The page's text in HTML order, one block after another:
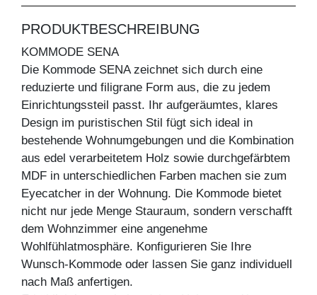
PRODUKTBESCHREIBUNG
KOMMODE SENA
Die Kommode SENA zeichnet sich durch eine
reduzierte und filigrane Form aus, die zu jedem
Einrichtungssteil passt. Ihr aufgeräumtes, klares
Design im puristischen Stil fügt sich ideal in
bestehende Wohnumgebungen und die Kombination
aus edel verarbeitetem Holz sowie durchgefärbtem
MDF in unterschiedlichen Farben machen sie zum
Eyecatcher in der Wohnung. Die Kommode bietet
nicht nur jede Menge Stauraum, sondern verschafft
dem Wohnzimmer eine angenehme
Wohlfühlatmosphäre. Konfigurieren Sie Ihre
Wunsch-Kommode oder lassen Sie ganz individuell
nach Maß anfertigen.